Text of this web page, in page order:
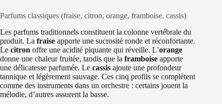
Parfums classiques (fraise, citron, orange, framboise, cassis)
Les parfums traditionnels constituent la colonne vertébrale du
produit. La fraise apporte une sucrosité ronde et réconfortante.
Le citron offre une acidité piquante qui réveille. L’orange
donne une chaleur fruitée, tandis que la framboise apporte
une délicatesse parfumée. Le cassis ajoute une profondeur
tannique et légèrement sauvage. Ces cinq profils se complètent
comme des instruments dans un orchestre : certains jouent la
mélodie, d’autres assurent la basse.